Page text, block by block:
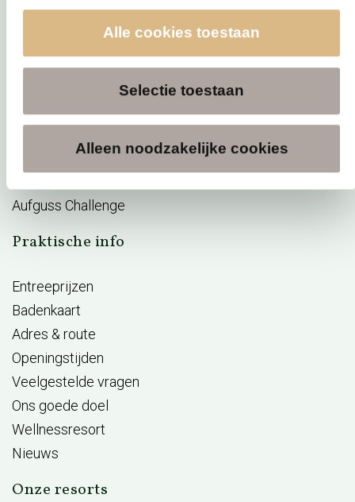
Alle cookies toestaan
Selectie toestaan
Alleen noodzakelijke cookies
Acties
E-ticket verzilveren
Sauna arrangementen
BeWellness
Aufguss Challenge
Praktische info
Entreeprijzen
Badenkaart
Adres & route
Openingstijden
Veelgestelde vragen
Ons goede doel
Wellnessresort
Nieuws
Onze resorts